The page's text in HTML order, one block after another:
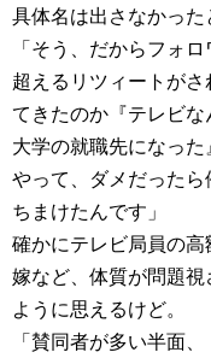
具体名は出さなかった
「そう、だからフォ
超えるリツィートが
てきたのか『テレビ
大学の就職先になっ
やって、ダメだった
ちまけたんです」
確かにテレビ局員の
嫁など、体質が問題
ように思えるけど。
「賛同者が多い半面